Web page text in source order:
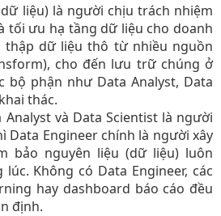
liệu) là người chịu trách nhiệm
tối ưu hạ tầng dữ liệu cho doanh
dữ liệu thô từ nhiều nguồn
cho đến lưu trữ chúng ở
bộ phận như Data Analyst, Data
thác.
và Data Scientist là người
Data Engineer chính là người xây
bảo nguyên liệu (dữ liệu) luôn
Không có Data Engineer, các
hay dashboard báo cáo đều
định.